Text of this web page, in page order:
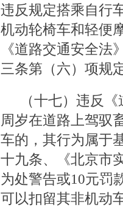
违反规定搭乘自行
机动轮椅车和轻便
《道路交通安全法
三条第（六）项规
（十七）违反
周岁在道路上驾驭
车的，其行为属于
十九条、《北京市
为处警告或10元罚
可以扣留其非机动